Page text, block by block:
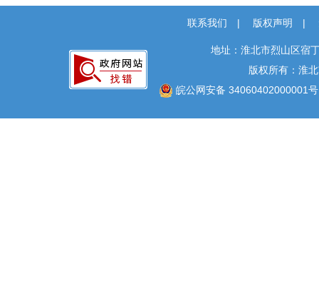
联系我们 | 版权声明 |
地址：淮北市烈山区宿
版权所有：淮
皖公网安备 34060402000001号